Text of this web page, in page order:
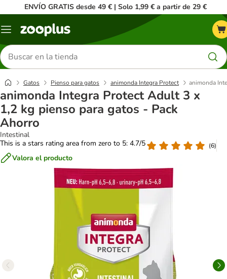
ENVÍO GRATIS desde 49 € | Solo 1,99 € a partir de 29 €
Menú
Buscar
productos
Gatos Pienso para gatos animonda Integra Protect animonda
animonda Integra Protect Adult 3 x
1,2 kg pienso para gatos - Pack
Ahorro
Intestinal
This is a stars rating area from zero to 5: 4.7/5
(6)
Valora el producto